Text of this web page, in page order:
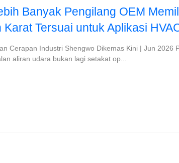
Banyak Pengilang OEM
Karat Tersuai untuk Aplikasi
Cerapan Industri Shengwo Dikemas Kini | Jun 2026
aliran udara bukan lagi setakat op...